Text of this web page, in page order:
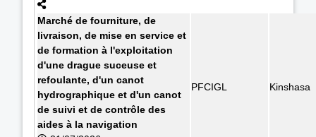
Marché de fourniture, de
livraison, de mise en service et
de formation à l'exploitation
d'une drague suceuse et
refoulante, d'un canot
hydrographique et d'un canot
de suivi et de contrôle des
aides à la navigation
PFCIGL Kinshasa